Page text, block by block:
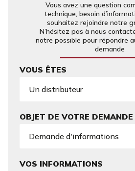
Vous avez une question
technique, besoin
souhaitez rejoindre notre
N’hésitez pas à nous
notre possible pour répondre
demande
VOUS ÊTES
OBJET DE VOTRE DEMANDE
VOS INFORMATIONS